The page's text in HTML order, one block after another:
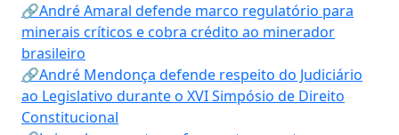
🔗André Amaral defende marco regulatório para
minerais críticos e cobra crédito ao minerador
brasileiro
🔗André Mendonça defende respeito do Judiciário
ao Legislativo durante o XVI Simpósio de Direito
Constitucional